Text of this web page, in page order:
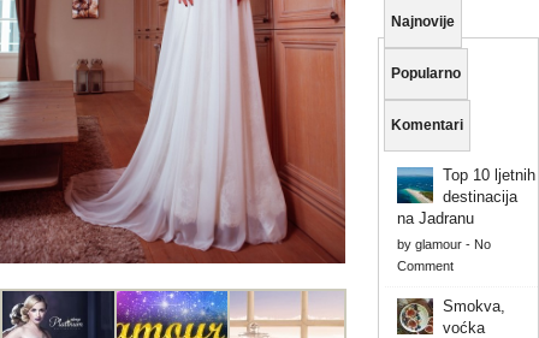
Najnovije
Popularno
Komentari
Top 10 ljetnih
destinacija
na Jadranu
by glamour- No
Comment
Smokva,
voćka